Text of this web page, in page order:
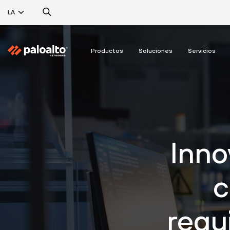
LA
Productos Soluciones Servicios